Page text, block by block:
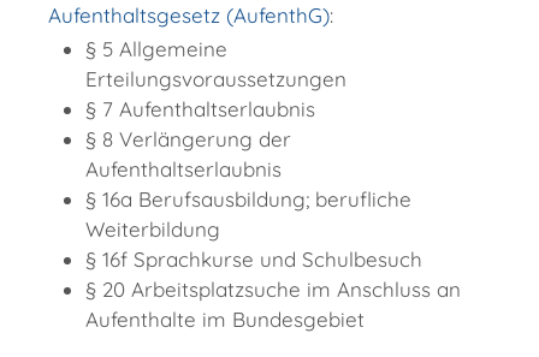
Aufenthaltsgesetz (AufenthG):
§ 5 Allgemeine
Erteilungsvoraussetzungen
§ 7 Aufenthaltserlaubnis
§ 8 Verlängerung der
Aufenthaltserlaubnis
§ 16a Berufsausbildung; berufliche
Weiterbildung
§ 16f Sprachkurse und Schulbesuch
§ 20 Arbeitsplatzsuche im Anschluss an
Aufenthalte im Bundesgebiet